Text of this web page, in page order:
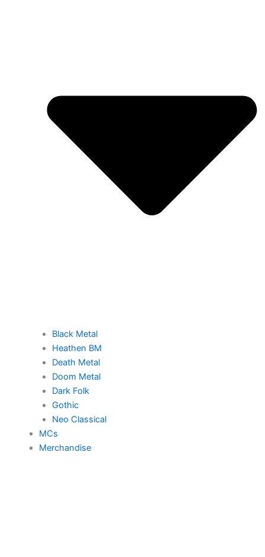
Black Metal
Heathen BM
Death Metal
Doom Metal
Dark Folk
Gothic
Neo Classical
MCs
Merchandise